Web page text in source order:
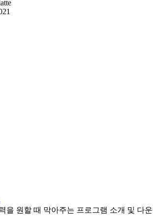
을 원할 때 막아주는 프로그램 소개 및 다